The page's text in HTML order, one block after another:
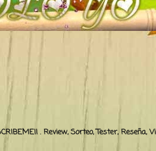
. Review, Sorteo, Tester, Reseña,